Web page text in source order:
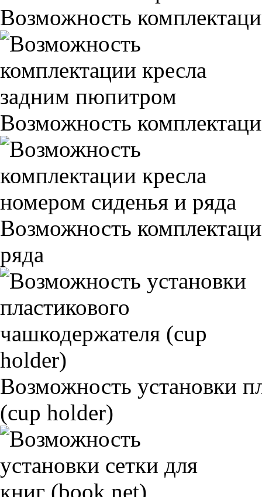
Возможность
Возможность
Возможность
ряда
Возможность установки
(cup holder)